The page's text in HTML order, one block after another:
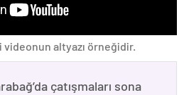
videonun altyazı örneğidir.
çatışmaları sona